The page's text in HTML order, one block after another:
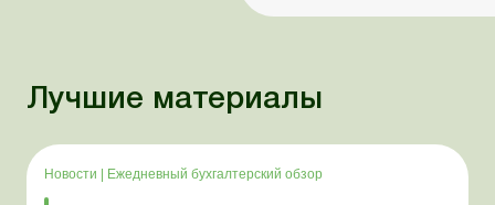
Лучшие материалы
Новости | Ежедневный бухгалтерский обзор